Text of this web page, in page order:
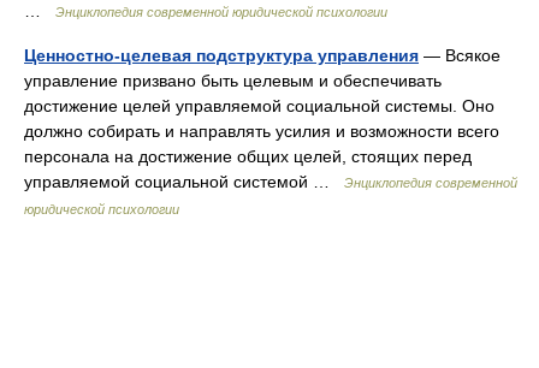
Энциклопедия современной юридической психологии
Ценностно-целевая подструктура управления — Всякое
управление призвано быть целевым и обеспечивать
достижение целей управляемой социальной системы. Оно
должно собирать и направлять усилия и возможности всего
персонала на достижение общих целей, стоящих перед
управляемой социальной системой …
Энциклопедия современной
юридической психологии